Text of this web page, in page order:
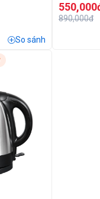
So sánh
890,000đ